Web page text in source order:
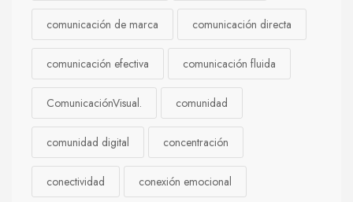
comunicación de marca comunicación directa
comunicación efectiva comunicación fluida
ComunicaciónVisual. comunidad
comunidad digital concentración
conectividad conexión emocional